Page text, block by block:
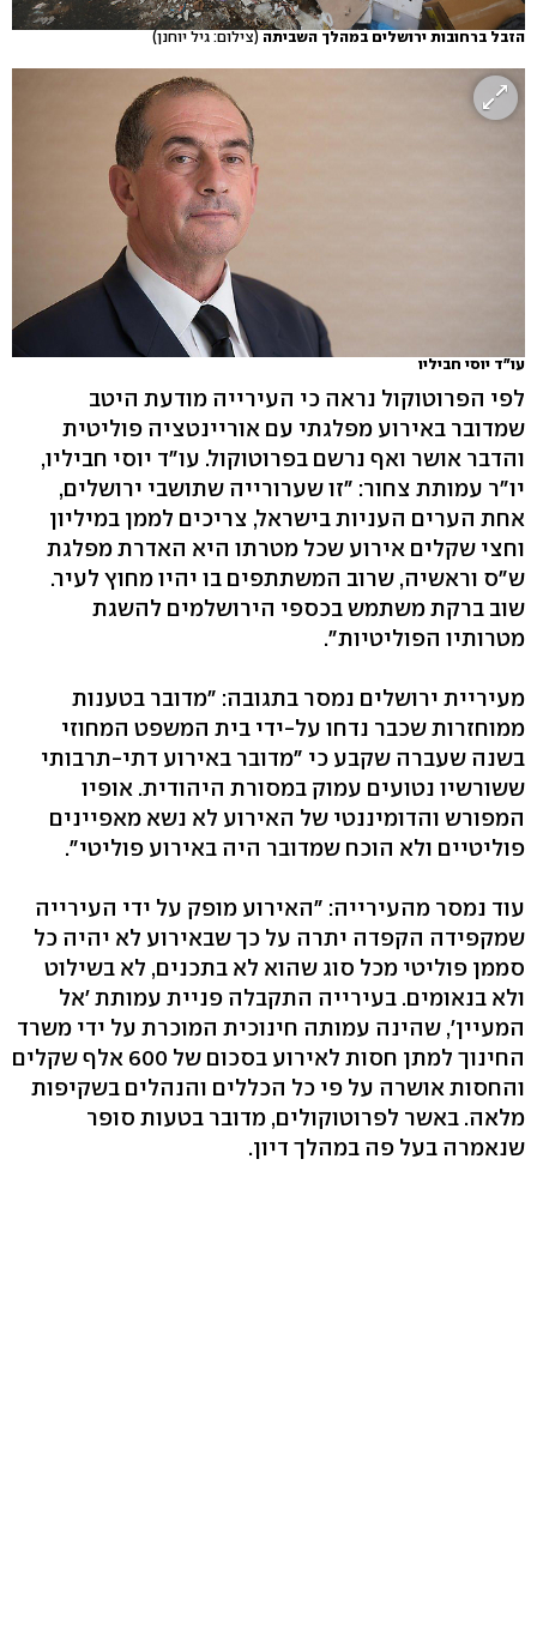
הזבל ברחובות ירושלים במהלך השביתה (צילום: גיל יוחנן)
עו"ד יוסי חביליו
לפי הפרוטוקול נראה כי העירייה מודעת היטב
שמדובר באירוע מפלגתי עם אוריינטציה פוליטית
והדבר אושר ואף נרשם בפרוטוקול. עו"ד יוסי חביליו,
יו"ר עמותת צחור: "זו שערורייה שתושבי ירושלים,
אחת הערים העניות בישראל, צריכים לממן במיליון
וחצי שקלים אירוע שכל מטרתו היא האדרת מפלגת
ש"ס וראשיה, שרוב המשתתפים בו יהיו מחוץ לעיר.
שוב ברקת משתמש בכספי הירושלמים להשגת
מטרותיו הפוליטיות".
מעיריית ירושלים נמסר בתגובה: "מדובר בטענות
ממוחזרות שכבר נדחו על-ידי בית המשפט המחוזי
בשנה שעברה שקבע כי "מדובר באירוע דתי-תרבותי
ששורשיו נטועים עמוק במסורת היהודית. אופיו
המפורש והדומיננטי של האירוע לא נשא מאפיינים
פוליטיים ולא הוכח שמדובר היה באירוע פוליטי".
עוד נמסר מהעירייה: "האירוע מופק על ידי העירייה
שמקפידה הקפדה יתרה על כך שבאירוע לא יהיה כל
סממן פוליטי מכל סוג שהוא לא בתכנים, לא בשילוט
ולא בנאומים. בעירייה התקבלה פניית עמותת 'אל
המעיין', שהינה עמותה חינוכית המוכרת על ידי משרד
החינוך למתן חסות לאירוע בסכום של 600 אלף שקלים
והחסות אושרה על פי כל הכללים והנהלים בשקיפות
מלאה. באשר לפרוטוקולים, מדובר בטעות סופר
שנאמרה בעל פה במהלך דיון.